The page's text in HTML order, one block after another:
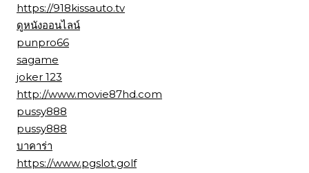
https://918kissauto.tv
ดูหนังออนไลน์
punpro66
sagame
joker 123
http://www.movie87hd.com
pussy888
pussy888
บาคาร่า
https://www.pgslot.golf